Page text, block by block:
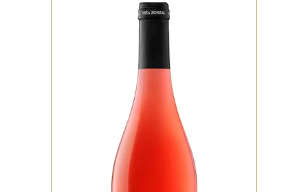
ROSÉ
Rosé de grenache à la
couleur pâle, très
aromatique. On y retrouve